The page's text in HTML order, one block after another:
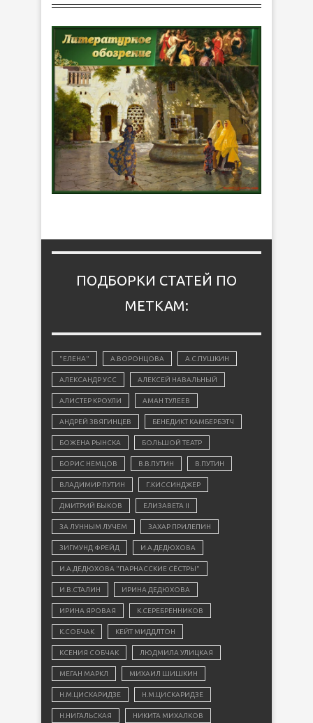
ПОДБОРКИ СТАТЕЙ ПО
МЕТКАМ:
"ЕЛЕНА" А.ВОРОНЦОВА А.С.ПУШКИН
АЛЕКСАНДР УСС АЛЕКСЕЙ НАВАЛЬНЫЙ
АЛИСТЕР КРОУЛИ АМАН ТУЛЕЕВ
АНДРЕЙ ЗВЯГИНЦЕВ БЕНЕДИКТ КАМБЕРБЭТЧ
БОЖЕНА РЫНСКА БОЛЬШОЙ ТЕАТР
БОРИС НЕМЦОВ В.В.ПУТИН В.ПУТИН
ВЛАДИМИР ПУТИН Г.КИССИНДЖЕР
ДМИТРИЙ БЫКОВ ЕЛИЗАВЕТА II
ЗА ЛУННЫМ ЛУЧЕМ ЗАХАР ПРИЛЕПИН
ЗИГМУНД ФРЕЙД И.А.ДЕДЮХОВА
И.А.ДЕДЮХОВА "ПАРНАССКИЕ СЁСТРЫ"
И.В.СТАЛИН ИРИНА ДЕДЮХОВА
ИРИНА ЯРОВАЯ К.СЕРЕБРЕННИКОВ
К.СОБЧАК КЕЙТ МИДДЛТОН
КСЕНИЯ СОБЧАК ЛЮДМИЛА УЛИЦКАЯ
МЕГАН МАРКЛ МИХАИЛ ШИШКИН
Н.М.ЦИСКАРИДЗЕ Н.М.ЦИСКАРИДЗЕ
Н.НИГАЛЬСКАЯ НИКИТА МИХАЛКОВ